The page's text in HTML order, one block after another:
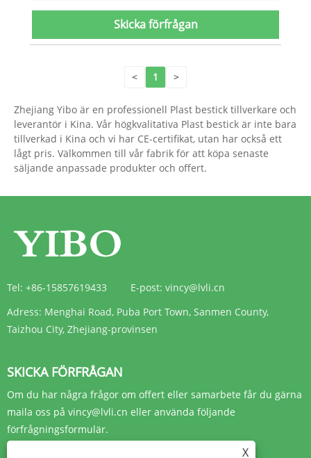
Skicka förfrågan
< 1 >
Zhejiang Yibo är en professionell Plast bestick tillverkare och
leverantör i Kina. Vår högkvalitativa Plast bestick är inte bara
tillverkad i Kina och vi har CE-certifikat, utan har också ett
lågt pris. Välkommen till vår fabrik för att köpa senaste
säljande anpassade produkter och offert.
Tel: +86-15857619433 E-post: vincy@lvli.cn
Adress: Menghai Road, Puba Port Town, Sanmen County,
Taizhou City, Zhejiang-provinsen
SKICKA FÖRFRÅGAN
Om du har några frågor om offert eller samarbete får du gärna
maila oss på vincy@lvli.cn eller använda följande
förfrågningsformulär.
X